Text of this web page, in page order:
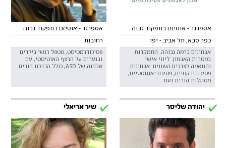
אספרגר - אוטיזם בתפקוד גבוה
כפר סבא, תל אביב - יפו
אבחונים ברמה גבוהה. התמקדות
במטרות האבחון. ליווי אישי
והתאמה לצרכים השונים. אבחונים
פסיכודידקטיים, פסיכודיאגנוסטיים,
מסוגלות הורית ועוד.
אספרגר - אוטיזם בתפקוד גבוה
רחובות
פסיכודרמטיסט, מטפל רגשי בילדים
ובנערים על הרצף האוטיסטי, עם
אבחנה של ASD, כולל הדרכת הורים.
יהודה שליסר שיר אריאלי